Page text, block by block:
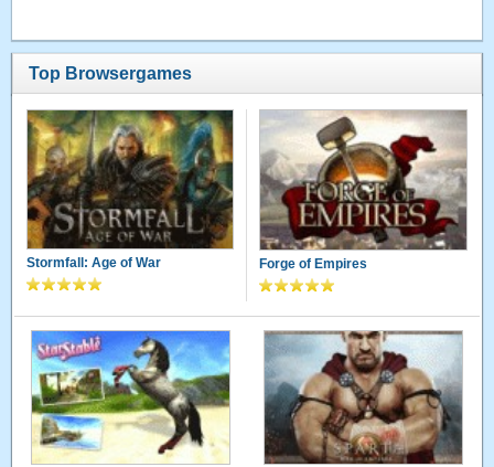
Top Browsergames
Stormfall: Age of War Forge of Empires